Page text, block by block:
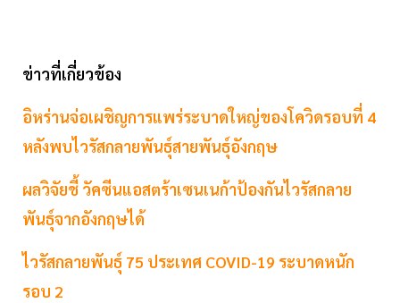
ข่าวที่เกี่ยวข้อง
อิหร่านจ่อเผชิญการแพร่ระบาดใหญ่ของโควิดรอบที่ 4
หลังพบไวรัสกลายพันธุ์สายพันธุ์อังกฤษ
ผลวิจัยชี้ วัคซีนแอสตร้าเซนเนก้าป้องกันไวรัสกลาย
พันธุ์จากอังกฤษได้
ไวรัสกลายพันธุ์ 75 ประเทศ COVID-19 ระบาดหนัก
รอบ 2